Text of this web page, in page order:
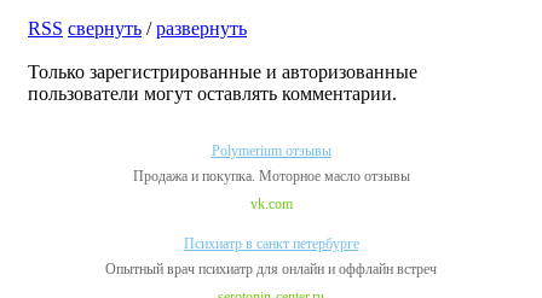
RSS свернуть /развернуть
Только зарегистрированные и авторизованные
пользователи могут оставлять комментарии.
Polymerium отзывы
Продажа и покупка. Моторное масло отзывы
vk.com
Психиатр в санкт петербурге
Опытный врач психиатр для онлайн и оффлайн встреч